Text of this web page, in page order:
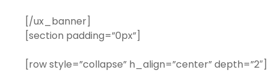
[/ux_banner]
[section padding=”0px”]
[row style=”collapse” h_align=”center” depth=”2″]